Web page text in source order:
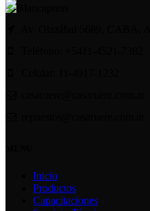
Inicio
Productos
Capacitaciones